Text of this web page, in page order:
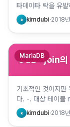
타데이타 락을 유
현재까지
k kimdubi·2018
SQL - join의
MariaDB
기초적인 것이지만
다. -. 대상 테이
| num1 | num2 |
k kimdubi·2018